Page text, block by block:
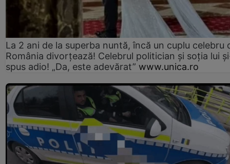
La 2 ani de la superba nuntă, încă un cuplu celebru
România divorțează! Celebrul politician și soția lui
spus adio! „Da, este adevărat” www.unica.ro